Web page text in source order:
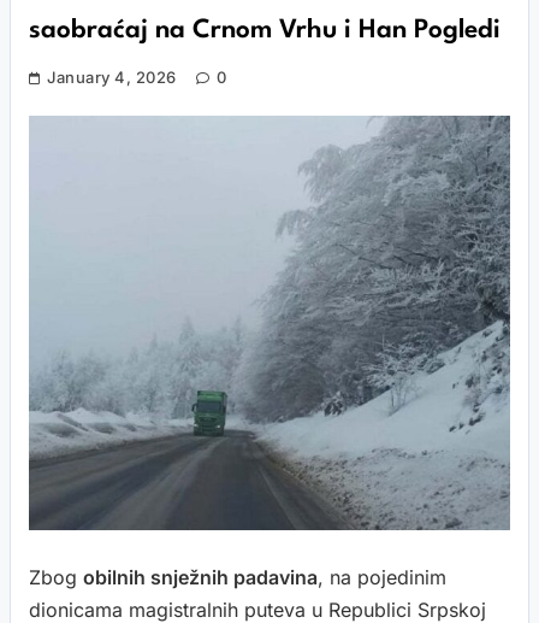
saobraćaj na Crnom Vrhu i Han Pogledi
January 4, 2026 0
Zbog obilnih snježnih padavina, na pojedinim
dionicama magistralnih puteva u Republici Srpskoj